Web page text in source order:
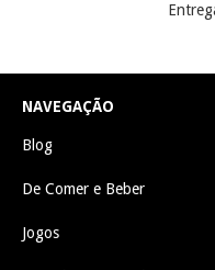
NAVEGAÇÃO
Blog
De Comer e Beber
Jogos